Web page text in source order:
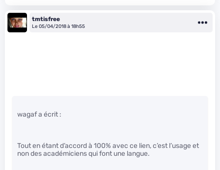
tmtisfree
Le 05/04/2018 à 18h55
wagaf a écrit :
Tout en étant d’accord à 100% avec ce lien, c’est l’usage et
non des académiciens qui font une langue.